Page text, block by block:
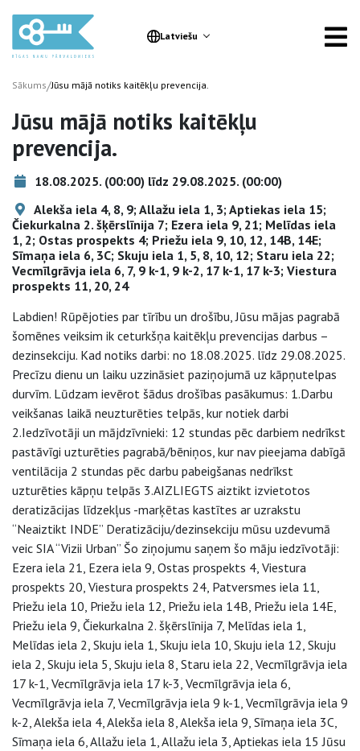
Latviešu
Sākums/Jūsu mājā notiks kaitēkļu prevencija.
Jūsu mājā notiks kaitēkļu
prevencija.
18.08.2025. (00:00) līdz 29.08.2025. (00:00)
Alekša iela 4, 8, 9; Allažu iela 1, 3; Aptiekas iela 15;
Čiekurkalna 2. šķērslīnija 7; Ezera iela 9, 21; Melīdas iela
1, 2; Ostas prospekts 4; Priežu iela 9, 10, 12, 14B, 14E;
Sīmaņa iela 6, 3C; Skuju iela 1, 5, 8, 10, 12; Staru iela 22;
Vecmīlgrāvja iela 6, 7, 9 k-1, 9 k-2, 17 k-1, 17 k-3; Viestura
prospekts 11, 20, 24
Labdien! Rūpējoties par tīrību un drošību, Jūsu mājas pagrabā
šomēnes veiksim ik ceturkšņa kaitēkļu prevencijas darbus –
dezinsekciju. Kad notiks darbi: no 18.08.2025. līdz 29.08.2025.
Precīzu dienu un laiku uzzināsiet paziņojumā uz kāpņutelpas
durvīm. Lūdzam ievērot šādus drošības pasākumus: 1.Darbu
veikšanas laikā neuzturēties telpās, kur notiek darbi
2.Iedzīvotāji un mājdzīvnieki: 12 stundas pēc darbiem nedrīkst
pastāvīgi uzturēties pagrabā/bēniņos, kur nav pieejama dabīgā
ventilācija 2 stundas pēc darbu pabeigšanas nedrīkst
uzturēties kāpņu telpās 3.AIZLIEGTS aiztikt izvietotos
deratizācijas līdzekļus -marķētas kastītes ar uzrakstu
“Neaiztikt INDE” Deratizāciju/dezinsekciju mūsu uzdevumā
veic SIA “Vizii Urban” Šo ziņojumu saņem šo māju iedzīvotāji:
Ezera iela 21, Ezera iela 9, Ostas prospekts 4, Viestura
prospekts 20, Viestura prospekts 24, Patversmes iela 11,
Priežu iela 10, Priežu iela 12, Priežu iela 14B, Priežu iela 14E,
Priežu iela 9, Čiekurkalna 2. šķērslīnija 7, Melīdas iela 1,
Melīdas iela 2, Skuju iela 1, Skuju iela 10, Skuju iela 12, Skuju
iela 2, Skuju iela 5, Skuju iela 8, Staru iela 22, Vecmīlgrāvja iela
17 k-1, Vecmīlgrāvja iela 17 k-3, Vecmīlgrāvja iela 6,
Vecmīlgrāvja iela 7, Vecmīlgrāvja iela 9 k-1, Vecmīlgrāvja iela 9
k-2, Alekša iela 4, Alekša iela 8, Alekša iela 9, Sīmaņa iela 3C,
Sīmaņa iela 6, Allažu iela 1, Allažu iela 3, Aptiekas iela 15 Jūsu